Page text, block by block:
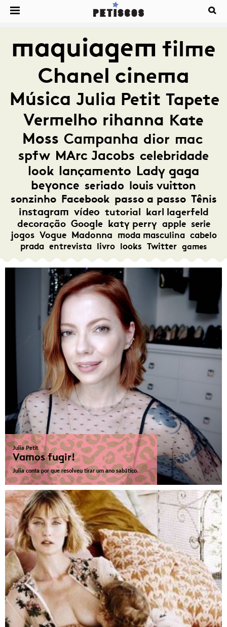
maquiagem filme
Chanel cinema
Música Julia Petit Tapete
Vermelho rihanna Kate
Moss Campanha dior mac
spfw MArc Jacobs celebridade
look lançamento Lady gaga
beyonce seriado louis vuitton
sonzinho Facebook passo a passo Tênis
instagram vídeo tutorial karl lagerfeld
decoração Google katy perry apple serie
jogos Vogue Madonna moda masculina cabelo
prada entrevista livro looks Twitter games
Julia Petit
Vamos fugir!
Julia conta por que resolveu tirar um ano sabático.